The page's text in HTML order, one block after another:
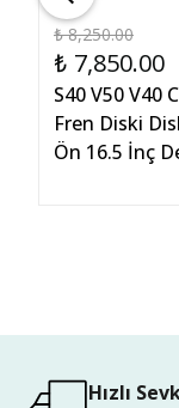
₺ 8,250.00
₺ 7,850.00
S40 V50 V40
Fren Diski
Ön 16.5 İnç
Hızlı